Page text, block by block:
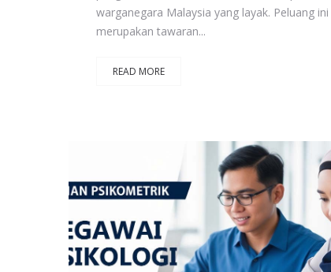
warganegara Malaysia yang layak. Peluang ini
merupakan tawaran...
READ MORE